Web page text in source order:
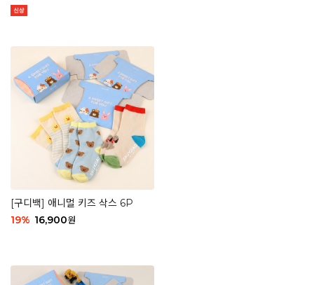
[구디백] 애니멀 키즈 삭스 6P
19% 16,900원